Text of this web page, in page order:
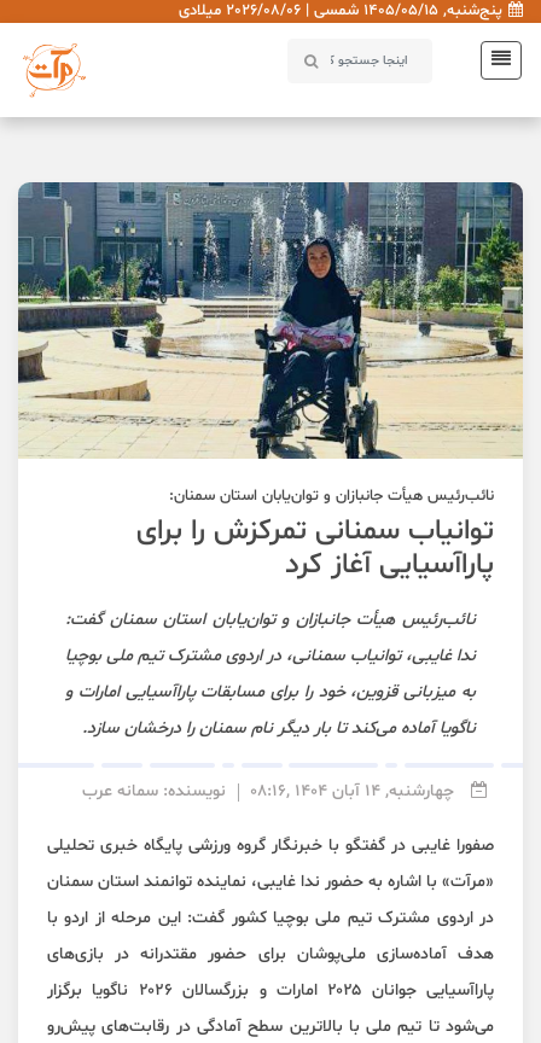
پنج‌شنبه, 1405/05/15 شمسی | 2026/08/06 میلادی
نائب‌رئیس هیأت جانبازان و توان‌یابان استان سمنان:
توانیاب سمنانی تمرکزش را برای
پاراآسیایی آغاز کرد
نائب‌رئیس هیأت جانبازان و توان‌یابان استان سمنان گفت:
ندا غایبی، توانیاب سمنانی، در اردوی مشترک تیم ملی بوچیا
به میزبانی قزوین، خود را برای مسابقات پاراآسیایی امارات و
ناگویا آماده می‌کند تا بار دیگر نام سمنان را درخشان سازد.
چهارشنبه, 14 آبان 1404 ,08:16 نویسنده: سمانه عرب
صفورا غایبی در گفتگو با خبرنگار گروه ورزشی پایگاه خبری تحلیلی
«مرآت» با اشاره به حضور ندا غایبی، نماینده توانمند استان سمنان
در اردوی مشترک تیم ملی بوچیا کشور گفت: این مرحله از اردو با
هدف آماده‌سازی ملی‌پوشان برای حضور مقتدرانه در بازی‌های
پاراآسیایی جوانان ۲۰۲۵ امارات و بزرگسالان ۲۰۲۶ ناگویا برگزار
می‌شود تا تیم ملی با بالاترین سطح آمادگی در رقابت‌های پیش‌رو